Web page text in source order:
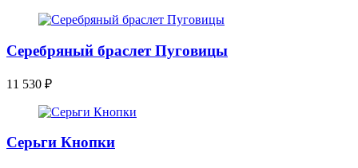
Серебряный браслет Пуговицы
11 530 ₽
Серьги Кнопки